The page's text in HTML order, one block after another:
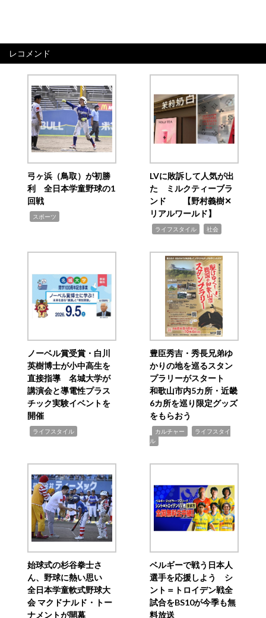
レコメンド
弓ヶ浜（鳥取）が初勝
利 全日本学童野球の1
回戦
スポーツ
LVに敗訴して人気が出
た ミルクティーブラ
ンド 【野村義樹✕
リアルワールド】
ライフスタイル 社会
ノーベル賞受賞・白川
英樹博士が小中高生を
直接指導 名城大学が
講演会と導電性プラス
チック実験イベントを
開催
ライフスタイル
豊臣秀吉・秀長兄弟ゆ
かりの地を巡るスタン
プラリーがスタート
和歌山市内5カ所・近畿
6カ所を巡り限定グッズ
をもらおう
カルチャー
ライフスタイ
ル
始球式の杉谷拳士さ
ん、野球に熱い思い
全日本学童軟式野球大
会 マクドナルド・トー
ナメントが開幕
ベルギーで戦う日本人
選手を応援しよう シ
ント＝トロイデン戦全
試合をBS10が今季も無
料放送